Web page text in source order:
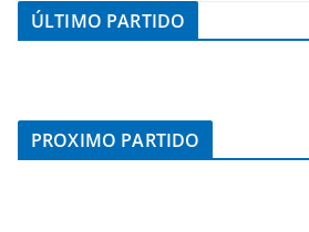
ÚLTIMO PARTIDO
PROXIMO PARTIDO